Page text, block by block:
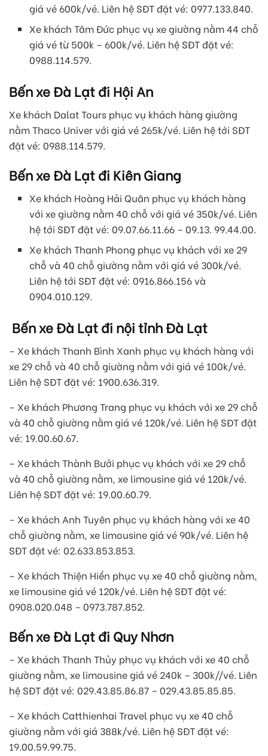
giá vé 600k/vé. Liên hệ SĐT đặt vé: 0977.133.840.
Xe khách Tâm Đức phục vụ xe giường nằm 44 chỗ
giá vé từ 500k – 600k/vé. Liên hệ SĐT đặt vé:
0988.114.579.
Bến xe Đà Lạt đi Hội An
Xe khách Dalat Tours phục vụ khách hàng giường
nằm Thaco Univer với giá vé 265k/vé. Liên hệ tới SĐT
đặt vé: 0988.114.579.
Bến xe Đà Lạt đi Kiên Giang
Xe khách Hoàng Hải Quân phục vụ khách hàng
với xe giường nằm 40 chỗ với giá vé 350k/vé. Liên
hệ tới SĐT đặt vé: 09.07.66.11.66 – 09.13. 99.44.00.
Xe khách Thanh Phong phục vụ khách với xe 29
chỗ và 40 chỗ giường nằm với giá vé 300k/vé.
Liên hệ tới SĐT đặt vé: 0916.866.156 và
0904.010.129.
Bến xe Đà Lạt đi nội tỉnh Đà Lạt
– Xe khách Thanh Bình Xanh phục vụ khách hàng với
xe 29 chỗ và 40 chỗ giường nằm với giá vé 100k/vé.
Liên hệ SĐT đặt vé: 1900.636.319.
– Xe khách Phương Trang phục vụ khách với xe 29 chỗ
và 40 chỗ giường nằm giá vé 120k/vé. Liên hệ SĐT đặt
vé: 19.00.60.67.
– Xe khách Thành Bưởi phục vụ khách với xe 29 chỗ
và 40 chỗ giường nằm, xe limousine giá vé 120k/vé.
Liên hệ SĐT đặt vé: 19.00.60.79.
– Xe khách Anh Tuyên phục vụ khách hàng với xe 40
chỗ giường nằm, xe limousine giá vé 90k/vé. Liên hệ
SĐT đặt vé: 02.633.853.853.
– Xe khách Thiện Hiền phục vụ xe 40 chỗ giường nằm,
xe limousine giá vé 120k/vé. Liên hệ SĐT đặt vé:
0908.020.048 – 0973.787.852.
Bến xe Đà Lạt đi Quy Nhơn
– Xe khách Thanh Thủy phục vụ khách với xe 40 chỗ
giường nằm, xe limousine giá vé 240k – 300k//vé. Liên
hệ SĐT đặt vé: 029.43.85.86.87 – 029.43.85.85.85.
– Xe khách Catthienhai Travel phục vụ xe 40 chỗ
giường nằm với giá 388k/vé. Liên hệ SĐT đặt vé:
19.00.59.99.75.